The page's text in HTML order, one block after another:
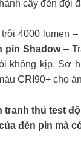
cây đèn đội
4000 lumen
pin Shadow–
không kịp. Sở
CRI90+ cho
tranh thủ test
đèn pin mà